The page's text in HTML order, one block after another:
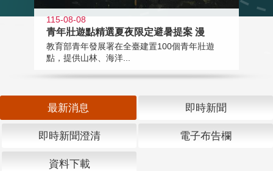
115-08-08
青年壯遊點精選夏夜限定避暑提案 漫
教育部青年發展署在全臺建置100個青年壯遊
點，提供山林、海洋...
最新消息 即時新聞
即時新聞澄清 電子布告欄
資料下載